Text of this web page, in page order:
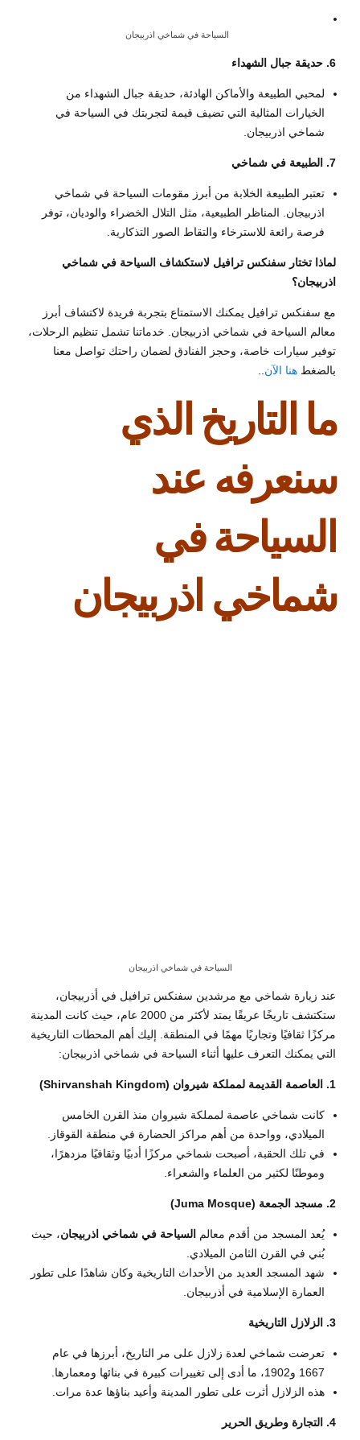
السياحة في شماخي اذربيجان
6. حديقة جبال الشهداء
لمحبي الطبيعة والأماكن الهادئة، حديقة جبال الشهداء من
الخيارات المثالية التي تضيف قيمة لتجربتك في السياحة في
شماخي اذربيجان.
7. الطبيعة في شماخي
تعتبر الطبيعة الخلابة من أبرز مقومات السياحة في شماخي
اذربيجان. المناظر الطبيعية، مثل التلال الخضراء والوديان، توفر
فرصة رائعة للاسترخاء والتقاط الصور التذكارية.
لماذا تختار سفنكس ترافيل لاستكشاف السياحة في شماخي
اذربيجان؟
مع سفنكس ترافيل يمكنك الاستمتاع بتجربة فريدة لاكتشاف أبرز
معالم السياحة في شماخي اذربيجان. خدماتنا تشمل تنظيم الرحلات،
توفير سيارات خاصة، وحجز الفنادق لضمان راحتك تواصل معنا
بالضغط هنا الآن..
ما التاريخ الذي
سنعرفه عند
السياحة في
شماخي اذربيجان
السياحة في شماخي اذربيجان
عند زيارة شماخي مع مرشدين سفنكس ترافيل في أذربيجان،
ستكتشف تاريخًا عريقًا يمتد لأكثر من 2000 عام، حيث كانت المدينة
مركزًا ثقافيًا وتجاريًا مهمًا في المنطقة. إليك أهم المحطات التاريخية
التي يمكنك التعرف عليها أثناء السياحة في شماخي اذربيجان:
1. العاصمة القديمة لمملكة شيروان (Shirvanshah Kingdom)
كانت شماخي عاصمة لمملكة شيروان منذ القرن الخامس
الميلادي، وواحدة من أهم مراكز الحضارة في منطقة القوقاز.
في تلك الحقبة، أصبحت شماخي مركزًا أدبيًا وثقافيًا مزدهرًا،
وموطنًا لكثير من العلماء والشعراء.
2. مسجد الجمعة (Juma Mosque)
يُعد المسجد من أقدم معالم السياحة في شماخي اذربيجان، حيث
بُني في القرن الثامن الميلادي.
شهد المسجد العديد من الأحداث التاريخية وكان شاهدًا على تطور
العمارة الإسلامية في أذربيجان.
3. الزلازل التاريخية
تعرضت شماخي لعدة زلازل على مر التاريخ، أبرزها في عام
1667 و1902، ما أدى إلى تغييرات كبيرة في بنائها ومعمارها.
هذه الزلازل أثرت على تطور المدينة وأعيد بناؤها عدة مرات.
4. التجارة وطريق الحرير